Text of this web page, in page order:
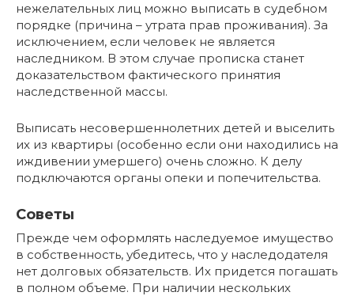
нежелательных лиц можно выписать в судебном
порядке (причина – утрата прав проживания). За
исключением, если человек не является
наследником. В этом случае прописка станет
доказательством фактического принятия
наследственной массы.
Выписать несовершеннолетних детей и выселить
их из квартиры (особенно если они находились на
иждивении умершего) очень сложно. К делу
подключаются органы опеки и попечительства.
Советы
Прежде чем оформлять наследуемое имущество
в собственность, убедитесь, что у наследодателя
нет долговых обязательств. Их придется погашать
в полном объеме. При наличии нескольких